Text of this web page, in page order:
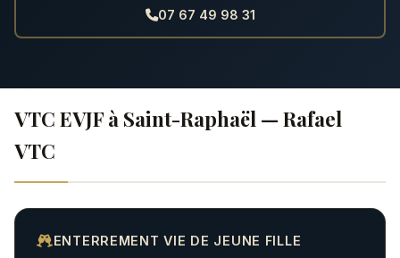
07 67 49 98 31
VTC EVJF à Saint-Raphaël — Rafael
VTC
ENTERREMENT VIE DE JEUNE FILLE